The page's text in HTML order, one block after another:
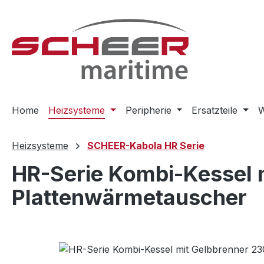
Home Heizsysteme Peripherie Ersatzteile
Heizsysteme SCHEER-Kabola HR Serie
HR-Serie Kombi-
Plattenwärmetauscher
Bildergalerie überspringen